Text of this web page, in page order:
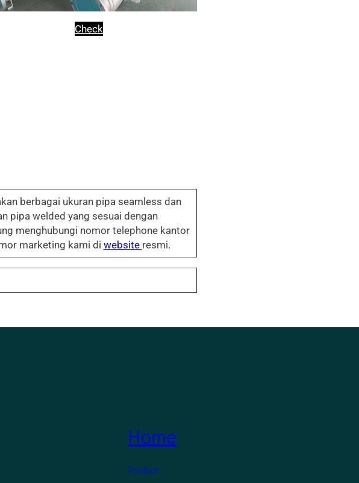
Check
berbagai ukuran pipa seamless dan
pipa welded yang sesuai dengan
menghubungi nomor telephone kantor
marketing kami di website resmi.
Home
Product